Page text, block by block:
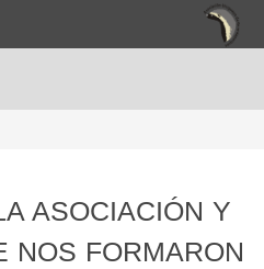
ASOCIACIÓN Y
NOS FORMARON